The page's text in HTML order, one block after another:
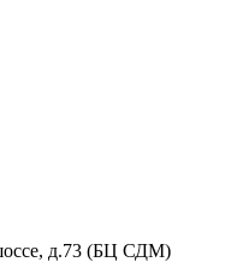
д.73 (БЦ СДМ)